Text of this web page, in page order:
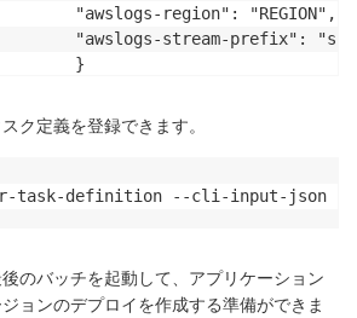
"awslogs-region": "REGION",
"awslogs-stream-prefix":
}
[
"/server",
"sourceVolume": "efs-server-AP"
[
ク定義を登録できます。
task-definition --cli-input-json
のバッチを起動して、アプリケーション
ョンのデプロイを作成する準備ができま